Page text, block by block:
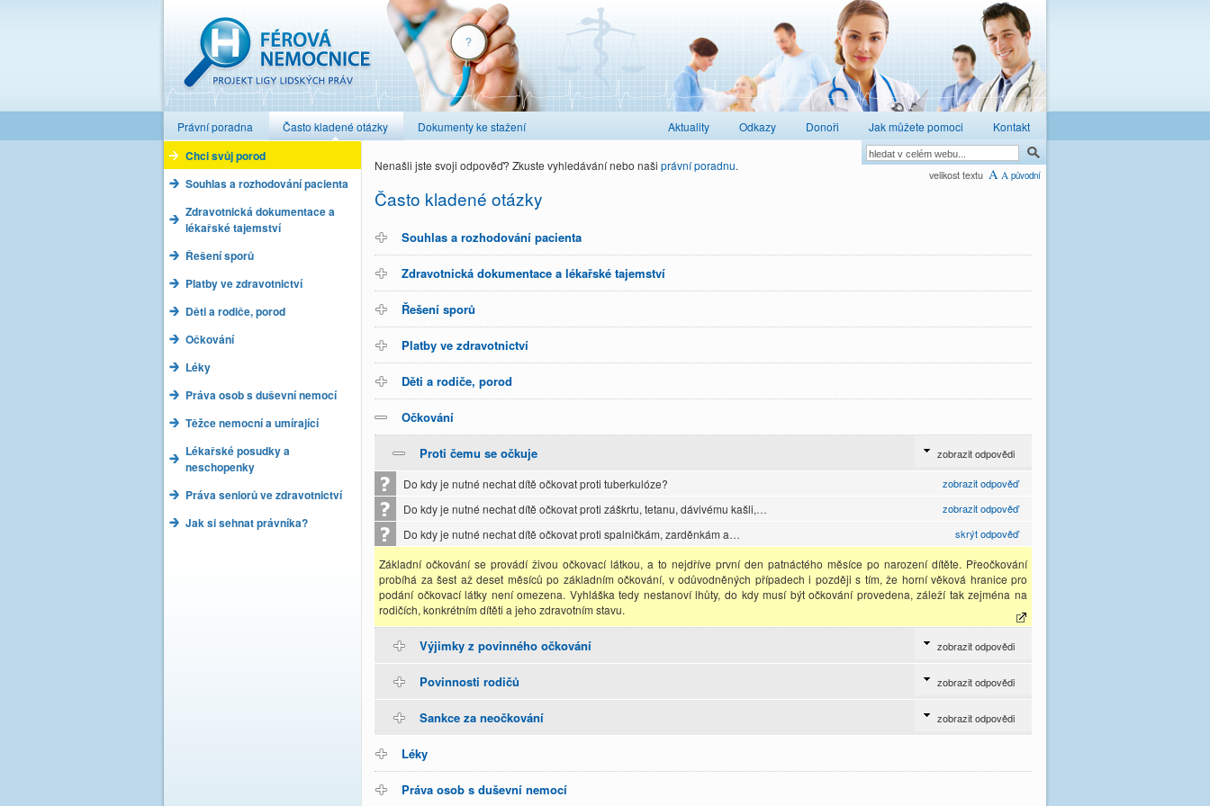
Právní poradna Často kladené otázky Dokumenty ke stažení Aktuality Odkazy Donoři Jak můžete pomoci Kontakt
Chci svůj porod
Souhlas a rozhodování pacienta
Zdravotnická dokumentace a
lékařské tajemství
Řešení sporů
Platby ve zdravotnictví
Děti a rodiče, porod
Očkování
Léky
Práva osob s duševní nemocí
Těžce nemocní a umírající
Lékařské posudky a
neschopenky
Práva seniorů ve zdravotnictví
Jak si sehnat právníka?
velikost textu A A původní
Nenašli jste svoji odpověď? Zkuste vyhledávání nebo naši právní poradnu.
Často kladené otázky
Souhlas a rozhodování pacienta
Zdravotnická dokumentace a lékařské tajemství
Řešení sporů
Platby ve zdravotnictví
Děti a rodiče, porod
Očkování
zobrazit odpovědi
Proti čemu se očkuje
Do kdy je nutné nechat dítě očkovat proti tuberkulóze? zobrazit odpověď
Do kdy je nutné nechat dítě očkovat proti záškrtu, tetanu, dávivému kašli,… zobrazit odpověď
Do kdy je nutné nechat dítě očkovat proti spalničkám, zarděnkám a… skrýt odpověď
Základní očkování se provádí živou očkovací látkou, a to nejdříve první den patnáctého měsíce po narození dítěte. Přeočkování
probíhá za šest až deset měsíců po základním očkování, v odůvodněných případech i později s tím, že horní věková hranice pro
podání očkovací látky není omezena. Vyhláška tedy nestanoví lhůty, do kdy musí být očkování provedena, záleží tak zejména na
rodičích, konkrétním dítěti a jeho zdravotním stavu.
zobrazit odpovědi
Výjimky z povinného očkování
zobrazit odpovědi
Povinnosti rodičů
zobrazit odpovědi
Sankce za neočkování
Léky
Práva osob s duševní nemocí